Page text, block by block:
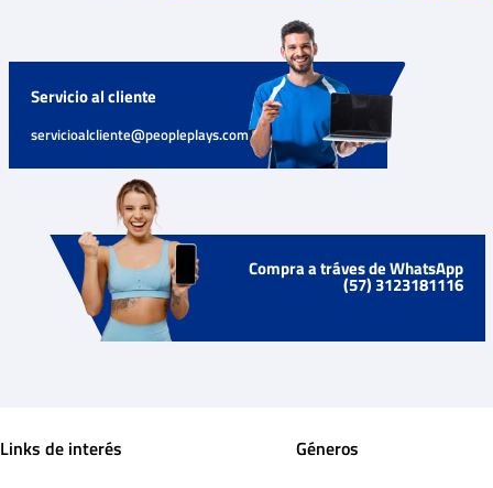
Servicio al cliente
servicioalcliente@peopleplays.com
Compra a tráves de WhatsApp
(57) 3123181116
Links de interés Géneros